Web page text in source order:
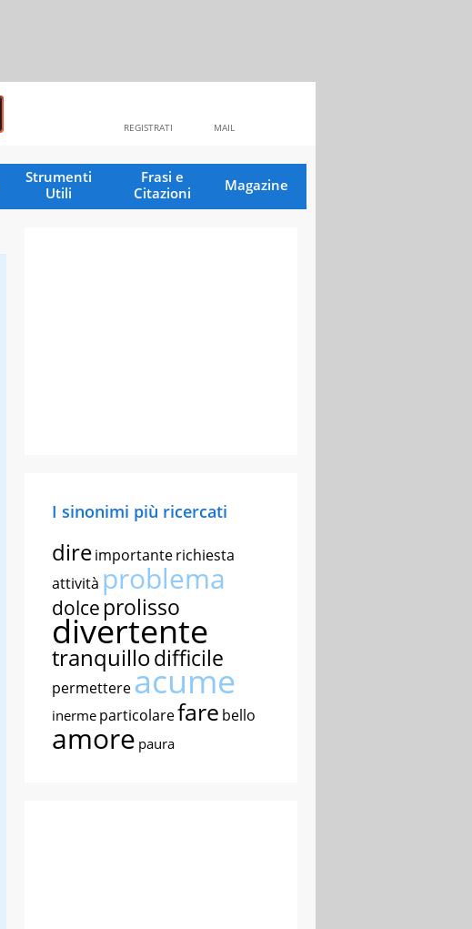
MAIL
REGISTRATI
Strumenti
Utili
Frasi e
Citazioni
Magazine
I sinonimi più ricercati
direimportanterichiesta
attività problema
dolce prolisso
divertente
tranquillodifficile
permettereacume
inerme particolarefare bello
amore paura